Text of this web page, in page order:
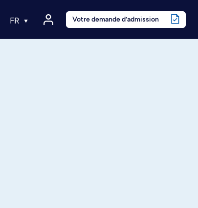
FR Votre demande d’admission